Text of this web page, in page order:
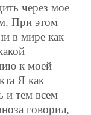
через мое
При этом
в мире как
к моей
Я как
и тем всем
говорил,